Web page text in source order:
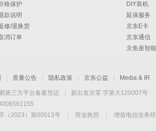
格保护
款说明
修/退换货
消订单
DIY装机
延保服务
京东E卡
京东通信
京鱼座智能
质量公告 隐私政策 京东公益 Media & IR
第三方平台备案凭证
新出发京零 字第大120007号
（2023）第00013号 营业执照
增值电信业务